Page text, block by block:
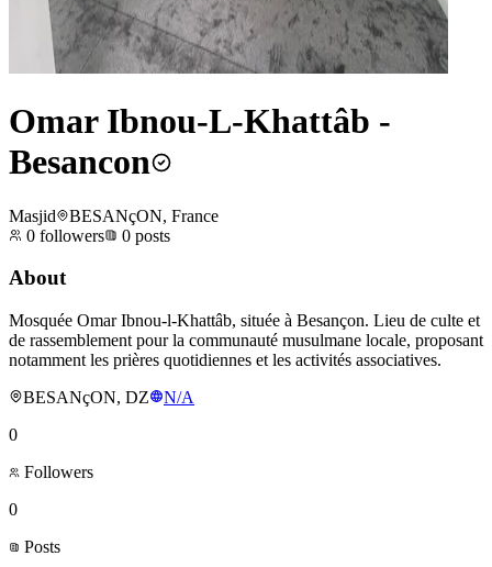
Omar Ibnou-L-Khattâb -
Besancon
Masjid
BESANçON, France
0 followers 0 posts
About
Mosquée Omar Ibnou-l-Khattâb, située à Besançon. Lieu de culte et
de rassemblement pour la communauté musulmane locale, proposant
notamment les prières quotidiennes et les activités associatives.
BESANçON, DZ
N/A
0
Followers
0
Posts